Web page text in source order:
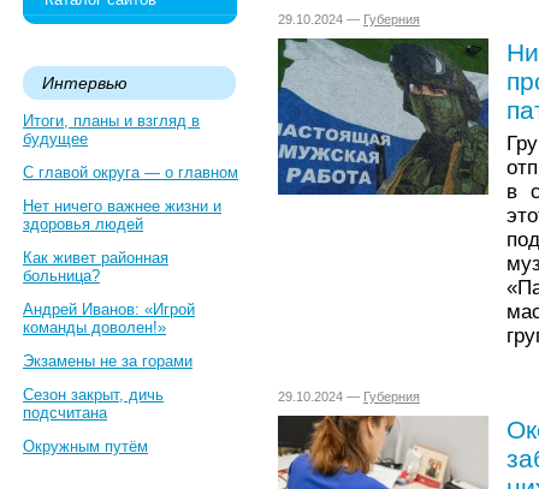
Интервью
Итоги, планы и взгляд в
будущее
С главой округа — о главном
Нет ничего важнее жизни и
здоровья людей
Как живет районная
больница?
Андрей Иванов: «Игрой
команды доволен!»
Экзамены не за горами
Сезон закрыт, дичь
подсчитана
Окружным путём
29.10.2024 — Губерния
в
29.10.2024 — Губерния